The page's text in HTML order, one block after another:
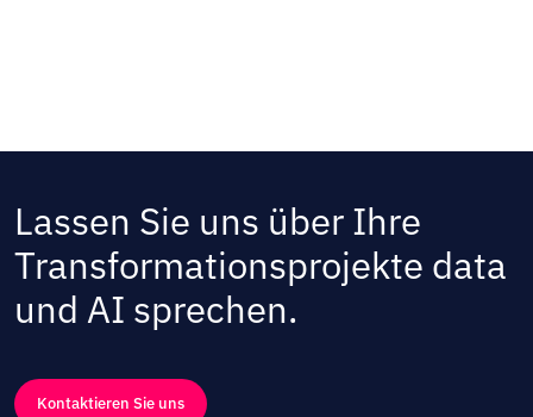
Lassen Sie uns über Ihre
Transformationsprojekte data
und AI sprechen.
Kontaktieren Sie uns